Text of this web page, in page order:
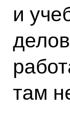
и
там